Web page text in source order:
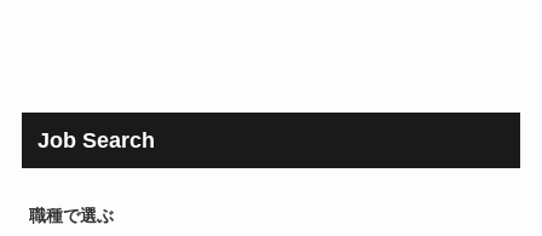
Job Search
職種で選ぶ